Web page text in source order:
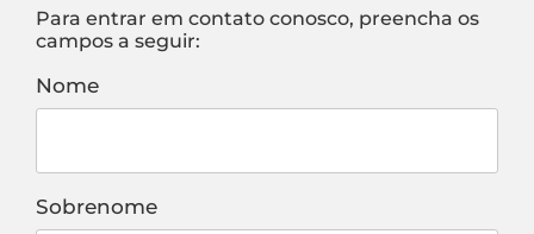
Para entrar em contato conosco, preencha os
campos a seguir:
Nome
Sobrenome